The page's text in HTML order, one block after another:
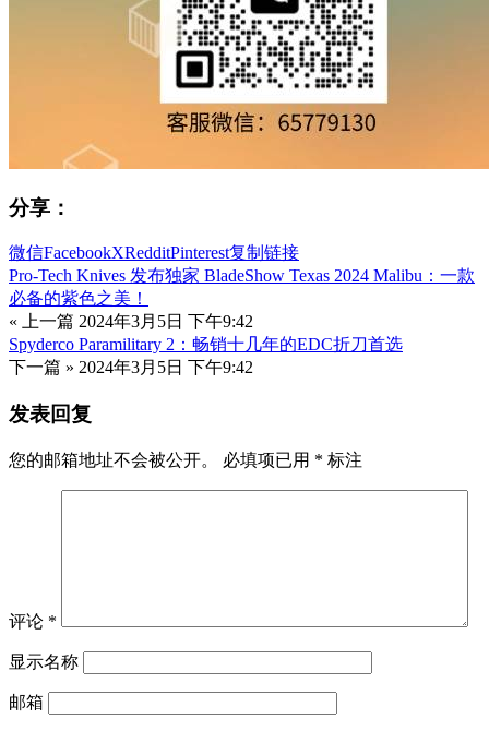
分享：
微信FacebookXRedditPinterest复制链接
Pro-Tech Knives 发布独家 BladeShow Texas 2024 Malibu：一款
必备的紫色之美！
« 上一篇 2024年3月5日 下午9:42
Spyderco Paramilitary 2：畅销十几年的EDC折刀首选
下一篇 » 2024年3月5日 下午9:42
发表回复
您的邮箱地址不会被公开。 必填项已用 * 标注
评论 *
显示名称
邮箱